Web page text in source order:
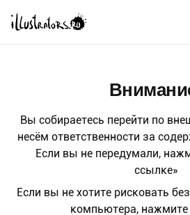
Вы собираетесь перейти по
несём ответственности за
Если вы не передумали,
ссылке»
Если вы не хотите рисковать
компьютера, нажмите